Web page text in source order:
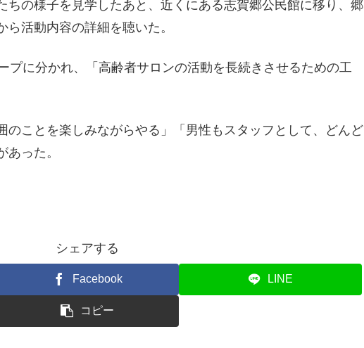
ちの様子を見学したあと、近くにある志賀郷公民館に移り、郷
活動内容の詳細を聴いた。
に分かれ、「高齢者サロンの活動を長続きさせるための工
ことを楽しみながらやる」「男性もスタッフとして、どんど
った。
シェアする
Facebook LINE
コピー